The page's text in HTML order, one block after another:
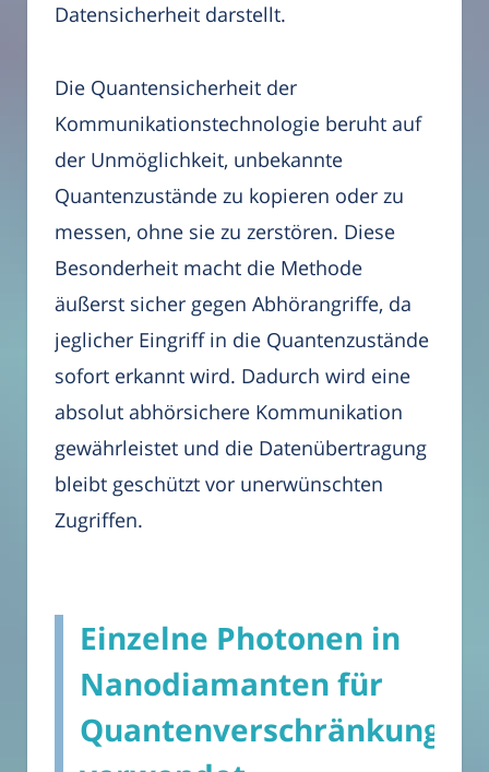
Datensicherheit darstellt.
Die Quantensicherheit der
Kommunikationstechnologie beruht auf
der Unmöglichkeit, unbekannte
Quantenzustände zu kopieren oder zu
messen, ohne sie zu zerstören. Diese
Besonderheit macht die Methode
äußerst sicher gegen Abhörangriffe, da
jeglicher Eingriff in die Quantenzustände
sofort erkannt wird. Dadurch wird eine
absolut abhörsichere Kommunikation
gewährleistet und die Datenübertragung
bleibt geschützt vor unerwünschten
Zugriffen.
Einzelne Photonen in
Nanodiamanten für
Quantenverschränkung